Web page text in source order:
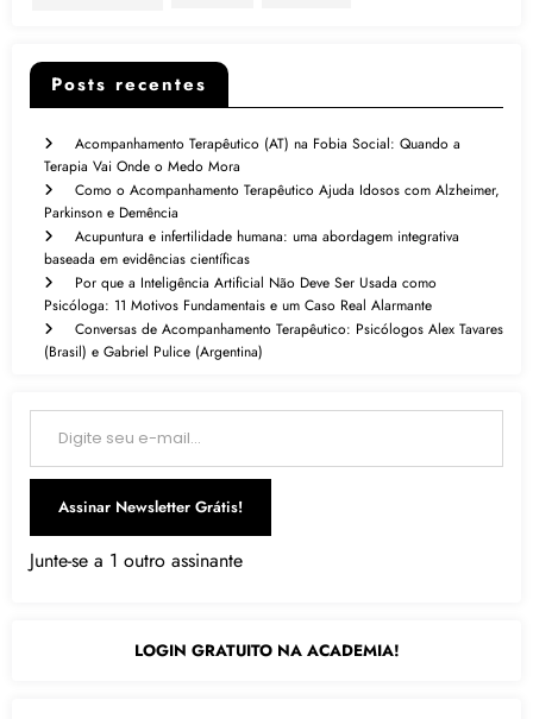
Posts recentes
Acompanhamento Terapêutico (AT) na Fobia Social: Quando a
Terapia Vai Onde o Medo Mora
Como o Acompanhamento Terapêutico Ajuda Idosos com Alzheimer,
Parkinson e Demência
Acupuntura e infertilidade humana: uma abordagem integrativa
baseada em evidências científicas
Por que a Inteligência Artificial Não Deve Ser Usada como
Psicóloga: 11 Motivos Fundamentais e um Caso Real Alarmante
Conversas de Acompanhamento Terapêutico: Psicólogos Alex Tavares
(Brasil) e Gabriel Pulice (Argentina)
Digite seu e-mail…
Assinar Newsletter Grátis!
Junte-se a 1 outro assinante
LOGIN GRATUITO NA ACADEMIA!